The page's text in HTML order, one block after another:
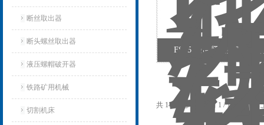
断丝取出器
断头螺丝取出器
液压螺帽破开器
铁路矿用机械
切割机床
FS55 轻便紧凑型直轴割
共 14 条记录，当前 1 / 1 页 首